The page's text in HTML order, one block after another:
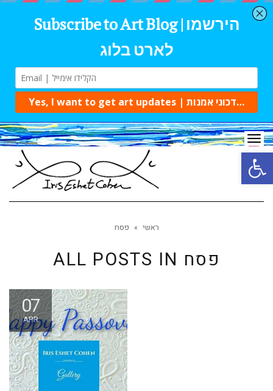
ראשי » פסח
ALL POSTS IN פסח
07
APR